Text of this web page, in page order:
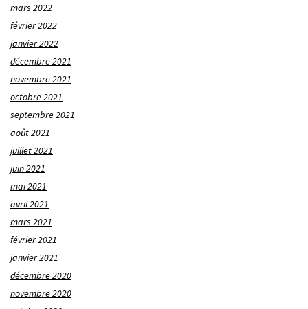
mars 2022
février 2022
janvier 2022
décembre 2021
novembre 2021
octobre 2021
septembre 2021
août 2021
juillet 2021
juin 2021
mai 2021
avril 2021
mars 2021
février 2021
janvier 2021
décembre 2020
novembre 2020